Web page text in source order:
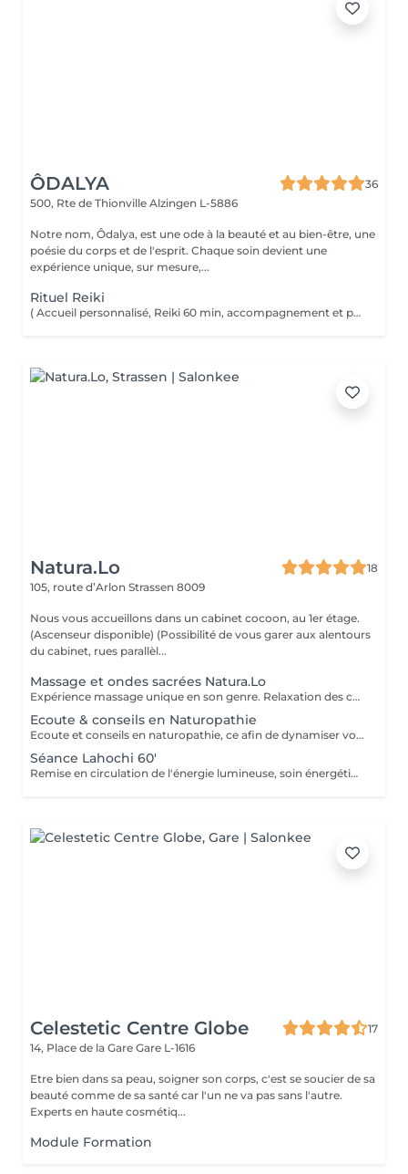
ÔDALYA
36
500, Rte de Thionville Alzingen L-5886
Notre nom, Ôdalya, est une ode à la beauté et au bien-être, une
poésie du corps et de l'esprit. Chaque soin devient une
expérience unique, sur mesure,...
Rituel Reiki
( Accueil personnalisé, Reiki 60 min, accompagnement et partage ) Soin énergétique d'origine japonaise qui permet de faire circuler et d'harmoniser l'énergie du corps. Le Reiki aide à apaiser le corps et l'esprit, favorise la relaxation, contribue à améliorer le sommeil, calme les tensions.
Natura.Lo
18
105, route d’Arlon Strassen 8009
Nous vous accueillons dans un cabinet cocoon, au 1er étage.
(Ascenseur disponible) (Possibilité de vous garer aux alentours
du cabinet, rues parallèl...
Massage et ondes sacrées Natura.Lo
Expérience massage unique en son genre. Relaxation des corps et soin sonore au tambour, bols tibétains et vocale accompagné de notre partenaire bien-être : Anne
Ecoute & conseils en Naturopathie
Ecoute et conseils en naturopathie, ce afin de dynamiser votre retour à la vitalité mentale et corporelle. (Anamnèse de votre mode de vie et de votre quotidien, et mise en place de votre plan "bien-être") Les conseils ou soins en naturopathie ne remplacent en aucun cas un traitement chez votre médecin. Chèque cadeau disponible (Montant de votre choix, celui-ci est à indiquer lors de votre demande) (Temps de séance facultatif)
Séance Lahochi 60'
Remise en circulation de l'énergie lumineuse, soin énergétique. Chèque cadeau disponible (Montant de votre choix, celui-ci est à indiquer lors de votre demande)
Celestetic Centre Globe
17
14, Place de la Gare Gare L-1616
Etre bien dans sa peau, soigner son corps, c'est se soucier de sa
beauté comme de sa santé car l'un ne va pas sans l'autre.
Experts en haute cosmétiq...
Module Formation